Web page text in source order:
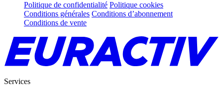
Politique de confidentialité Politique cookies
Conditions générales Conditions d’abonnement
Conditions de vente
Services